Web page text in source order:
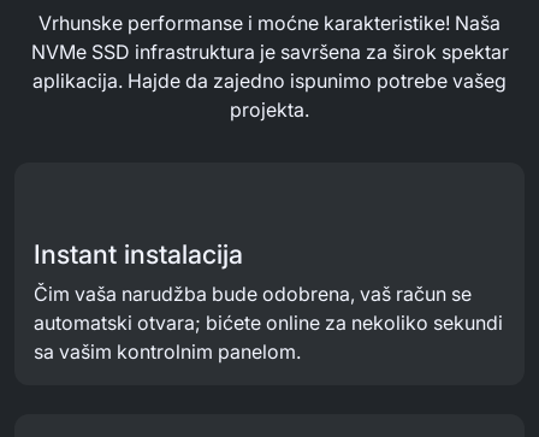
Vrhunske performanse i moćne karakteristike! Naša
NVMe SSD infrastruktura je savršena za širok spektar
aplikacija. Hajde da zajedno ispunimo potrebe vašeg
projekta.
Instant instalacija
Čim vaša narudžba bude odobrena, vaš račun se
automatski otvara; bićete online za nekoliko sekundi
sa vašim kontrolnim panelom.